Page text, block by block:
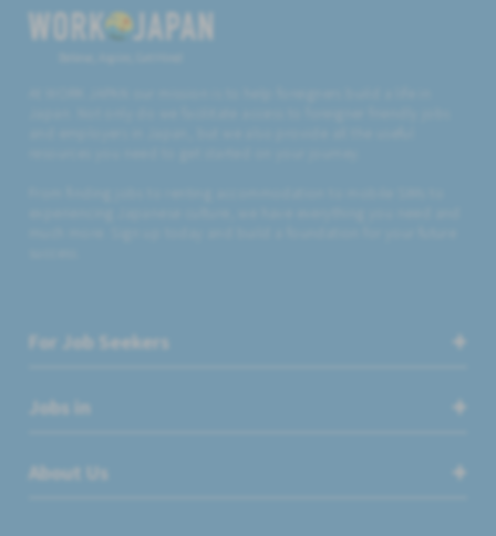
For Job Seekers
Jobs in
About Us